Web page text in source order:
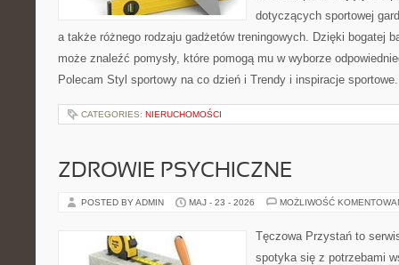
dotyczących sportowej
a także różnego rodzaju gadżetów treningowych. Dzięki bogatej
może znaleźć pomysły, które pomogą mu w wyborze
Polecam Styl sportowy na co dzień i Trendy i inspiracje
CATEGORIES: NIERUCHOMOŚCI
ZDROWIE PSYCHICZNE
POSTED BY ADMIN MAJ - 23 - 2026 MOŻLIWOŚĆ
Tęczowa Przystań to
spotyka się z potrzebami